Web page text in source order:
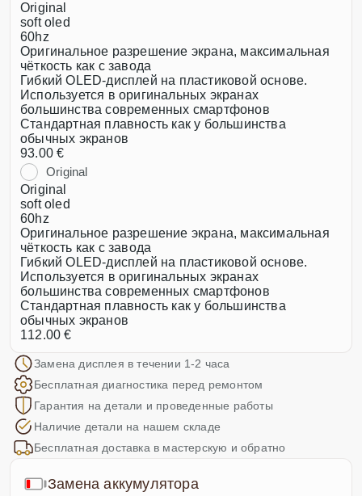
Замена дисплея в течении 1-2 часа
Бесплатная диагностика перед ремонтом
Гарантия на детали и проведенные работы
Наличие детали на нашем складе
Бесплатная доставка в мастерскую и обратно
Original
soft oled
60hz
Оригинальное разрешение экрана, максимальная
чёткость как с завода
Гибкий OLED-дисплей на пластиковой основе.
Используется в оригинальных экранах
большинства современных смартфонов
Стандартная плавность как у большинства
обычных экранов
93.00 €
Original
Original
soft oled
60hz
Оригинальное разрешение экрана, максимальная
чёткость как с завода
Гибкий OLED-дисплей на пластиковой основе.
Используется в оригинальных экранах
большинства современных смартфонов
Стандартная плавность как у большинства
обычных экранов
112.00 €
Замена аккумулятора